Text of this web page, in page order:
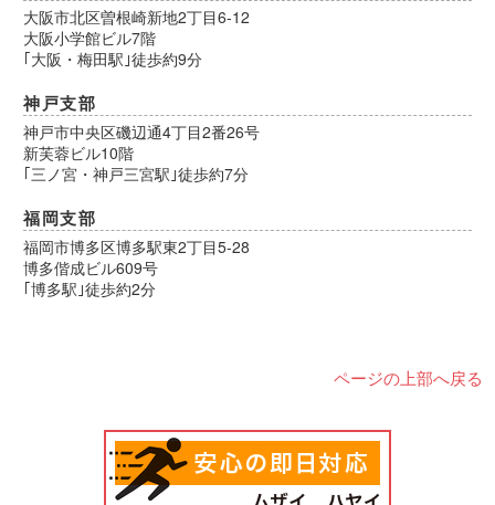
大阪市北区曽根崎新地2丁目6-12
大阪小学館ビル7階
｢大阪・梅田駅｣徒歩約9分
神戸支部
神戸市中央区磯辺通4丁目2番26号
新芙蓉ビル10階
｢三ノ宮・神戸三宮駅｣徒歩約7分
福岡支部
福岡市博多区博多駅東2丁目5-28
博多偕成ビル609号
｢博多駅｣徒歩約2分
ページの上部へ戻る